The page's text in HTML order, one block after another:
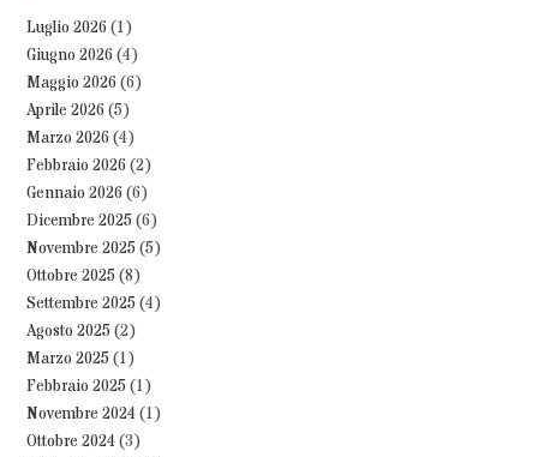
Luglio 2026 (1)
Giugno 2026 (4)
Maggio 2026 (6)
Aprile 2026 (5)
Marzo 2026 (4)
Febbraio 2026 (2)
Gennaio 2026 (6)
Dicembre 2025(6)
Novembre 2025(5)
Ottobre 2025(8)
Settembre 2025(4)
Agosto 2025(2)
Marzo 2025(1)
Febbraio 2025(1)
Novembre 2024(1)
Ottobre 2024(3)